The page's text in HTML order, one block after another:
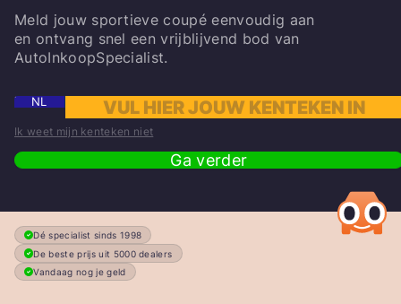
Meld jouw sportieve coupé eenvoudig aan
en ontvang snel een vrijblijvend bod van
AutoInkoopSpecialist.
NL
Ik weet mijn kenteken niet
Ga verder
Dé specialist sinds 1998
De beste prijs uit 5000 dealers
Vandaag nog je geld